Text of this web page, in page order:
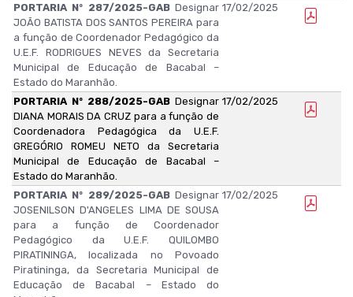
PORTARIA Nº 287/2025-GAB Designar
JOÃO BATISTA DOS SANTOS PEREIRA para
a função de Coordenador Pedagógico da
U.E.F. RODRIGUES NEVES da Secretaria
Municipal de Educação de Bacabal –
Estado do Maranhão.
17/02/2025
PORTARIA Nº 288/2025-GAB Designar
DIANA MORAIS DA CRUZ para a função de
Coordenadora Pedagógica da U.E.F.
GREGÓRIO ROMEU NETO da Secretaria
Municipal de Educação de Bacabal –
Estado do Maranhão.
17/02/2025
PORTARIA Nº 289/2025-GAB Designar
JOSENILSON D'ANGELES LIMA DE SOUSA
para a função de Coordenador
Pedagógico da U.E.F. QUILOMBO
PIRATININGA, localizada no Povoado
Piratininga, da Secretaria Municipal de
Educação de Bacabal – Estado do
17/02/2025